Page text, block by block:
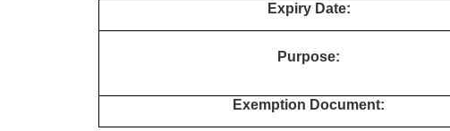
Expiry Date:
Purpose:
Exemption Document: